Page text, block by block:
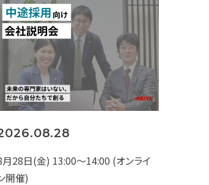
28日(金) 13:00～14:00 (オンライ
開催)